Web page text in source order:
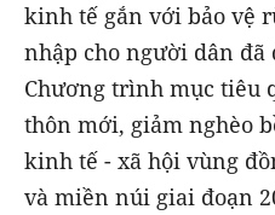
kinh tế gắn với bảo vệ
nhập cho người dân
Chương trình mục tiêu
thôn mới, giảm nghèo
kinh tế - xã hội vùng
và miền núi giai đoạn